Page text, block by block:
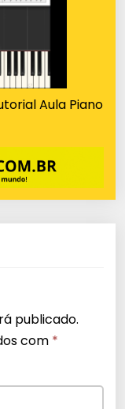
Aula Piano
publicado.
com *